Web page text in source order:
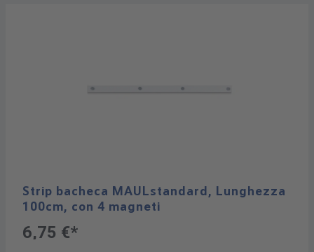
Strip bacheca MAULstandard, Lunghezza
100cm, con 4 magneti
6,75 €*